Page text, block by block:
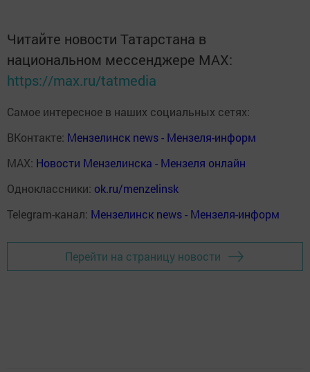
Читайте новости Татарстана в
национальном мессенджере MАХ:
https://max.ru/tatmedia
Самое интересное в наших социальных сетях:
ВКонтакте: Мензелинск news - Мензеля-информ
MAX: Новости Мензелинска - Мензеля онлайн
Одноклассники: ok.ru/menzelinsk
Telegram-канал: Мензелинск news - Мензеля-информ
Перейти на страницу новости